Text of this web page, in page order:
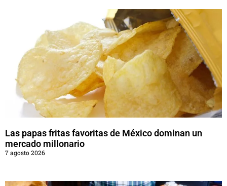
Las papas fritas favoritas de México dominan un
mercado millonario
7 agosto 2026